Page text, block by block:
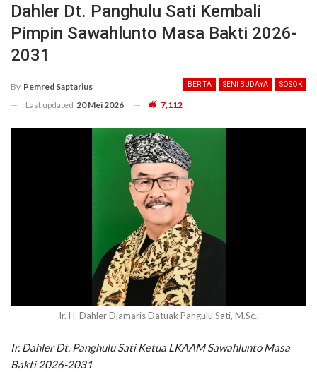
Dahler Dt. Panghulu Sati Kembali
Pimpin Sawahlunto Masa Bakti 2026-
2031
BERITA SENI BUDAYA SOSOK
By Pemred Saptarius
Last updated 20 Mei 2026 7,112
Ir. H. Dahler Djamaris Datuak Pangulu Sati, M.Sc.,
Ir. Dahler Dt. Panghulu Sati Ketua LKAAM Sawahlunto Masa
Bakti 2026-2031